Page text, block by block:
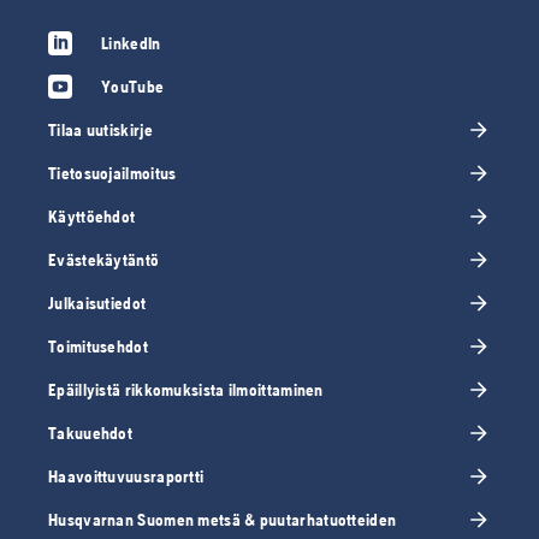
LinkedIn
YouTube
Tilaa uutiskirje
Tietosuojailmoitus
Käyttöehdot
Evästekäytäntö
Julkaisutiedot
Toimitusehdot
Epäillyistä rikkomuksista ilmoittaminen
Takuuehdot
Haavoittuvuusraportti
Husqvarnan Suomen metsä & puutarhatuotteiden